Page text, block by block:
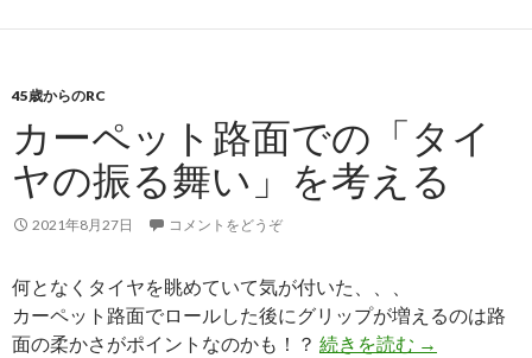
45歳からのRC
カーペット路面での「タイ
ヤの振る舞い」を考える
2021年8月27日 コメントをどうぞ
何となくタイヤを眺めていて気が付いた、、、
カーペット路面でロールした後にグリップが増えるのは路
面の柔かさがポイントなのかも！？ 続きを読む カーペット
→